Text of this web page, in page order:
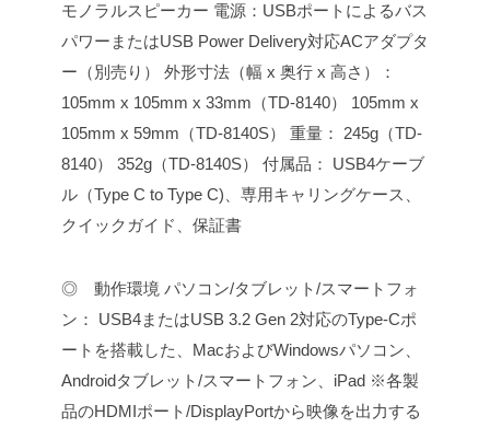
モノラルスピーカー 電源：USBポートによるバス
パワーまたはUSB Power Delivery対応ACアダプタ
ー（別売り）
外形寸法（幅 x 奥行 x 高さ）：
105mm x 105mm x 33mm（TD-8140）
105mm x
105mm x 59mm（TD-8140S）
重量：
245g（TD-
8140）
352g（TD-8140S）
付属品： USB4ケーブ
ル（Type C to Type C)、専用キャリングケース、
クイックガイド、保証書
◎ 動作環境 パソコン/タブレット/スマートフォ
ン：
USB4またはUSB 3.2 Gen 2対応のType-Cポ
ートを搭載した、MacおよびWindowsパソコン、
Androidタブレット/スマートフォン、iPad ※各製
品のHDMIポート/DisplayPortから映像を出力する